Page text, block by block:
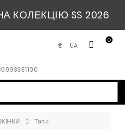
НА КОЛЕКЦІЮ SS 2026
0
UA
₴
ЖІНКИ
Топи